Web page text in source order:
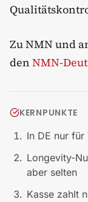
Zu NMN und
den NMN-
KERNPUNKTE
In DE nur
Longevity-
aber selten
Kasse zahlt